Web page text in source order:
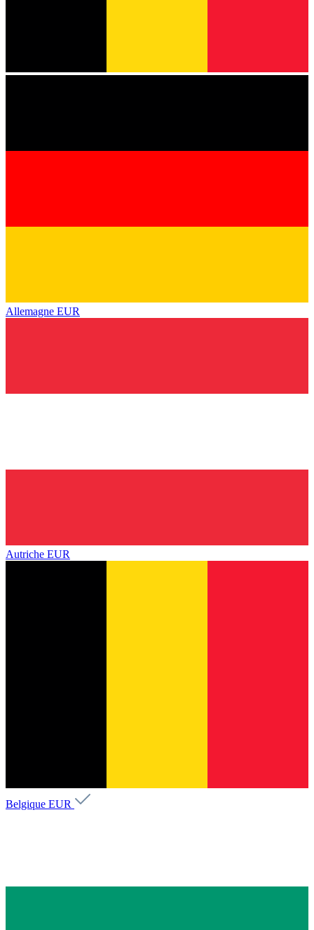
Allemagne EUR
Autriche EUR
Belgique EUR